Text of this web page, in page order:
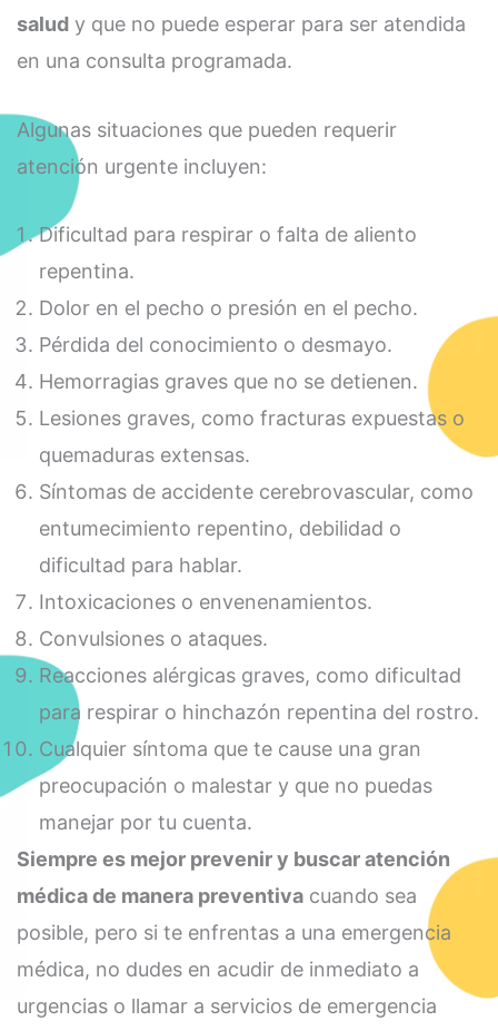
salud y que no puede esperar para ser atendida
en una consulta programada.
Algunas situaciones que pueden requerir
atención urgente incluyen:
Dificultad para respirar o falta de aliento
repentina.
Dolor en el pecho o presión en el pecho.
Pérdida del conocimiento o desmayo.
Hemorragias graves que no se detienen.
Lesiones graves, como fracturas expuestas o
quemaduras extensas.
Síntomas de accidente cerebrovascular, como
entumecimiento repentino, debilidad o
dificultad para hablar.
Intoxicaciones o envenenamientos.
Convulsiones o ataques.
Reacciones alérgicas graves, como dificultad
para respirar o hinchazón repentina del rostro.
Cualquier síntoma que te cause una gran
preocupación o malestar y que no puedas
manejar por tu cuenta.
Siempre es mejor prevenir y buscar atención
médica de manera preventiva cuando sea
posible, pero si te enfrentas a una emergencia
médica, no dudes en acudir de inmediato a
urgencias o llamar a servicios de emergencia